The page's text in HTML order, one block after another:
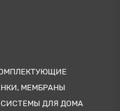
МЕМБРАНЫ
ДЛЯ ДОМА